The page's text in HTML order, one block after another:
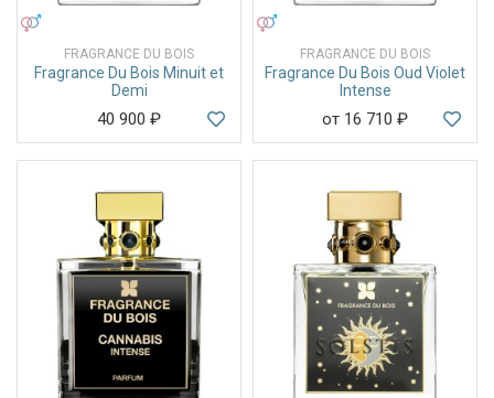
FRAGRANCE DU BOIS
Fragrance Du Bois Minuit et
Demi
40 900 ₽
FRAGRANCE DU BOIS
Fragrance Du Bois Oud Violet
Intense
от 16 710 ₽